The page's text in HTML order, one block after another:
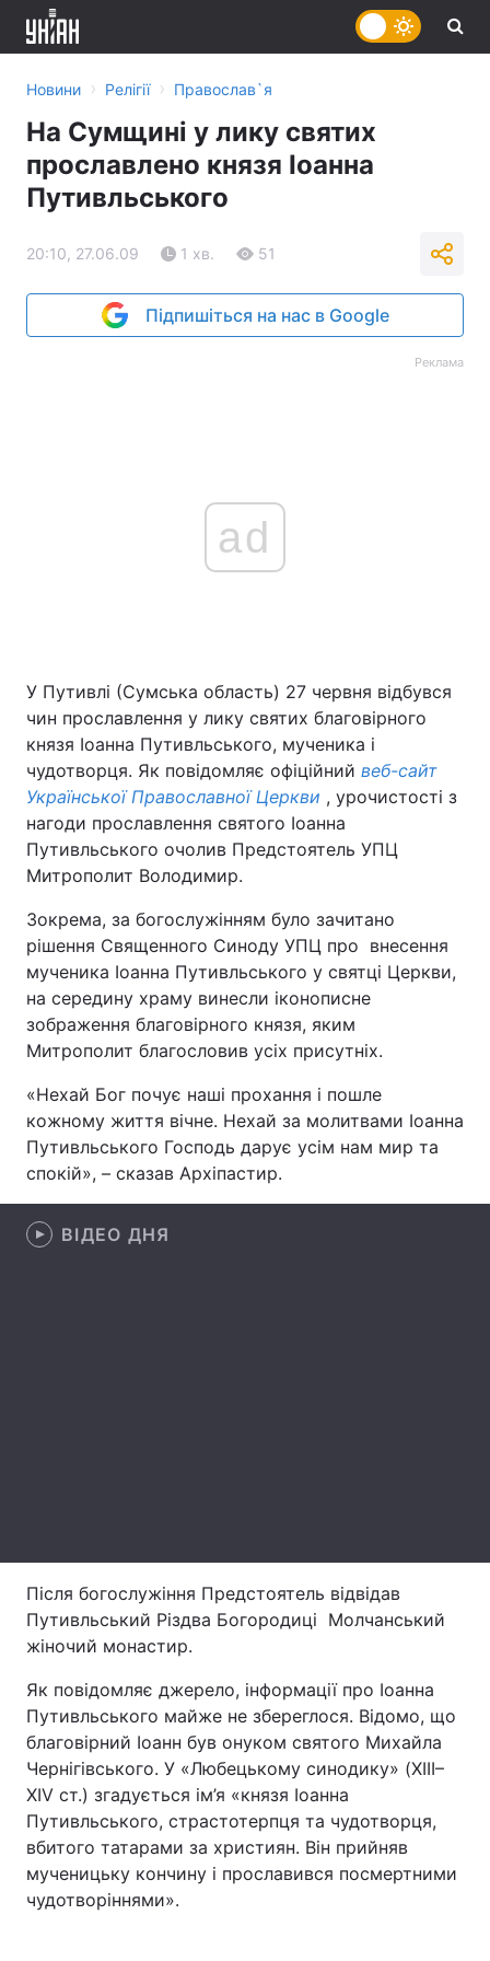
Україна Політика
Економіка Світ
Спорт
Інтерв'ю Думки
Контакти
Послуги
Новини › Релігії › Православ`я
На Сумщині у лику святих
прославлено князя Іоанна
Путивльського
20:10, 27.06.09 1 хв. 51
Підпишіться на нас в Google
Реклама
ad
У Путивлі (Сумська область) 27 червня відбувся
чин прославлення у лику святих благовірного
князя Іоанна Путивльського, мученика і
чудотворця. Як повідомляє офіційний веб-сайт
Української Православної Церкви , урочистості з
нагоди прославлення святого Іоанна
Путивльського очолив Предстоятель УПЦ
Митрополит Володимир.
Зокрема, за богослужінням було зачитано
рішення Священного Синоду УПЦ про внесення
мученика Іоанна Путивльського у святці Церкви,
на середину храму винесли іконописне
зображення благовірного князя, яким
Митрополит благословив усіх присутніх.
«Нехай Бог почує наші прохання і пошле
кожному життя вічне. Нехай за молитвами Іоанна
Путивльського Господь дарує усім нам мир та
спокій», – сказав Архіпастир.
ВІДЕО ДНЯ
Після богослужіння Предстоятель відвідав
Путивльський Різдва Богородиці Молчанський
жіночий монастир.
Як повідомляє джерело, інформації про Іоанна
Путивльського майже не збереглося. Відомо, що
благовірний Іоанн був онуком святого Михайла
Чернігівського. У «Любецькому синодику» (XIII–
XIV ст.) згадується ім’я «князя Іоанна
Путивльського, страстотерпця та чудотворця,
вбитого татарами за християн. Він прийняв
мученицьку кончину і прославився посмертними
чудотворіннями».